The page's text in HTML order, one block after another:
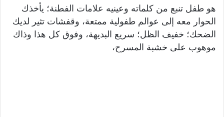
هو طفل تنبع من كلماته وعينيه علامات الفطنة؛ يأخذك
الحوار معه إلى عوالم طفولية ممتعة، وقفشات تثير لديك
الضحك؛ خفيف الظل؛ سريع البديهة، وفوق كل هذا وذاك
موهوب على خشبة المسرح،